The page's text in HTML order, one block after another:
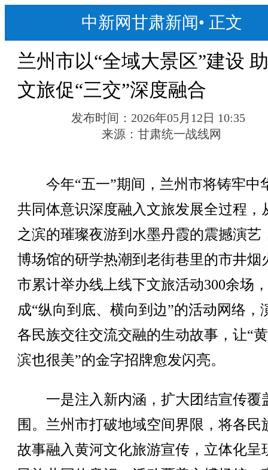
中新网甘肃新闻• 正文
兰州市以“全域大景区”建设
文旅促“三交”深度融合
发布时间： 2026年05月12日 10:35
来源： 甘肃统一战线网
今年“五一”期间，兰州市将铸牢中
共同体意识深度融入文旅发展全过程，
之滨的璀璨夜游到水墨丹霞的震撼演艺
博场馆的研学热潮到老街巷里的市井烟
市累计举办线上线下文旅活动300余场
成“纵向到底、横向到边”的活动网络，
各民族交往交流交融的生动故事，让“
滨也很美”的金字招牌愈发闪亮。
一是注入新内涵，扩大团结宣传覆
围。兰州市打破地域空间界限，将各民
故事融入黄河文化旅游宣传，立体化呈